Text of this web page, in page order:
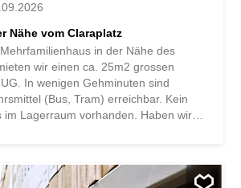
Nähe vom Claraplatz
in der Nähe des
wir einen ca. 25m2 grossen
In wenigen Gehminuten sind
(Bus, Tram) erreichbar. Kein
im Lagerraum vorhanden. Haben wir
für Lagerräume. Wir
sofort direkt weiter an die